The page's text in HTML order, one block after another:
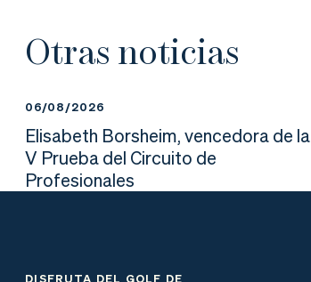
Otras noticias
06/08/2026
Elisabeth Borsheim, vencedora de la
V Prueba del Circuito de
Profesionales
DISFRUTA DEL GOLF DE